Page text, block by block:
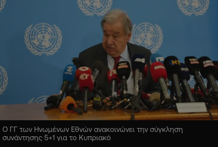
Ο ΓΓ των Ηνωμένων Εθνών ανακοινώνει την σύγκληση
συνάντησης 5+1 για το Κυπριακό